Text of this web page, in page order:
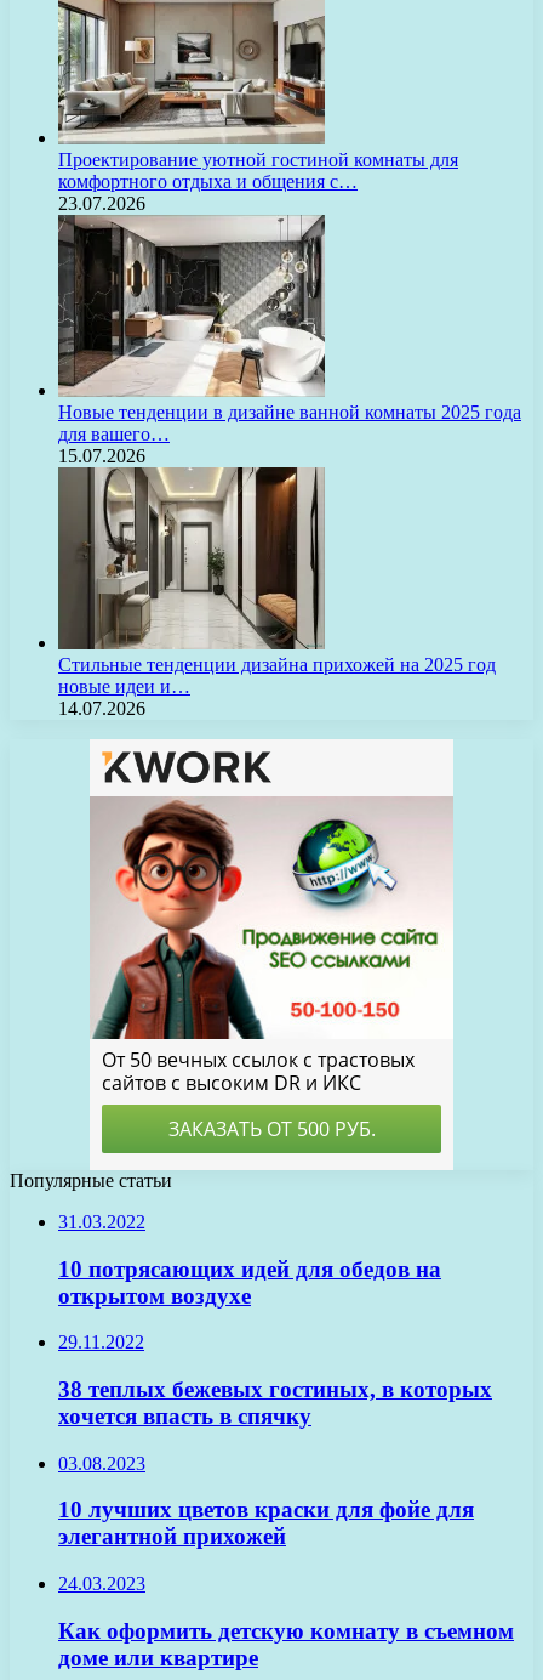
Проектирование уютной гостиной комнаты для
комфортного отдыха и общения с…
23.07.2026
Новые тенденции в дизайне ванной комнаты 2025 года
для вашего…
15.07.2026
Стильные тенденции дизайна прихожей на 2025 год
новые идеи и…
14.07.2026
Популярные статьи
31.03.2022
10 потрясающих идей для обедов на
открытом воздухе
29.11.2022
38 теплых бежевых гостиных, в которых
хочется впасть в спячку
03.08.2023
10 лучших цветов краски для фойе для
элегантной прихожей
24.03.2023
Как оформить детскую комнату в съемном
доме или квартире